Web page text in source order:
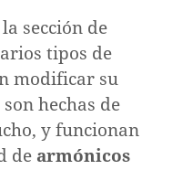
sección de
tipos de
modificar su
hechas de
y funcionan
de armónicos